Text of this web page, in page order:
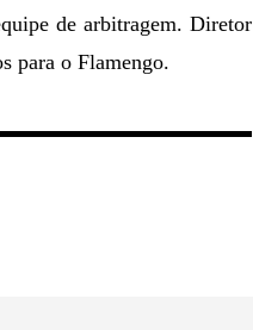
de arbitragem. Diretor
para o Flamengo.